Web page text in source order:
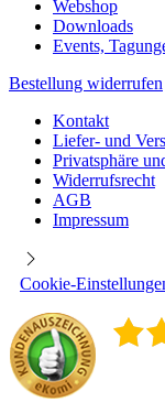
Webshop
Downloads
Events,
Bestellung widerrufen
Kontakt
Liefer- und
Privatsphäre
Widerrufsrecht
AGB
Impressum
Cookie-